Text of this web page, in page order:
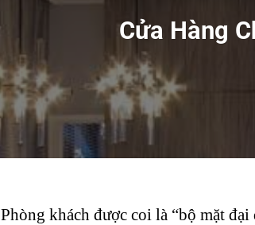
Cửa Hàng
Phòng khách được coi là “bộ mặt